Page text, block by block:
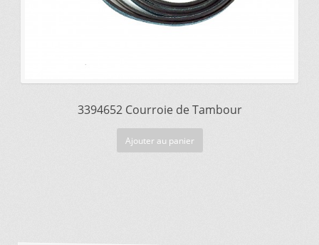
3394652 Courroie de Tambour
Ajouter au panier